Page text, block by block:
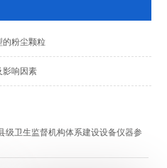
的粉尘颗粒
影响因素
级卫生监督机构体系建设设备仪器参